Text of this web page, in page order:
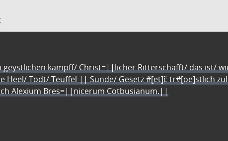
kampff/ Christ=||licher Ritterschafft/ das ist/
Heel/ Todt/ Teuffel || Sünde/ Gesetz #[et]c̃ tr#[oe]stlich
Alexium Bres=||nicerum Cotbusianum.||